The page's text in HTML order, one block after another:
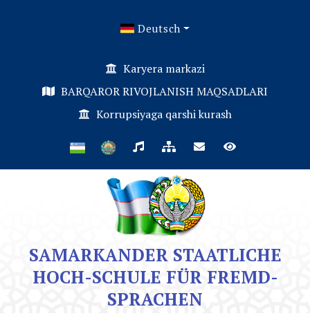
Deutsch
Karyera markazi
BARQAROR RIVOJLANISH MAQSADLARI
Korrupsiyaga qarshi kurash
SAMARKANDER STAATLICHE
HOCH-SCHULE FÜR FREMD-
SPRACHEN